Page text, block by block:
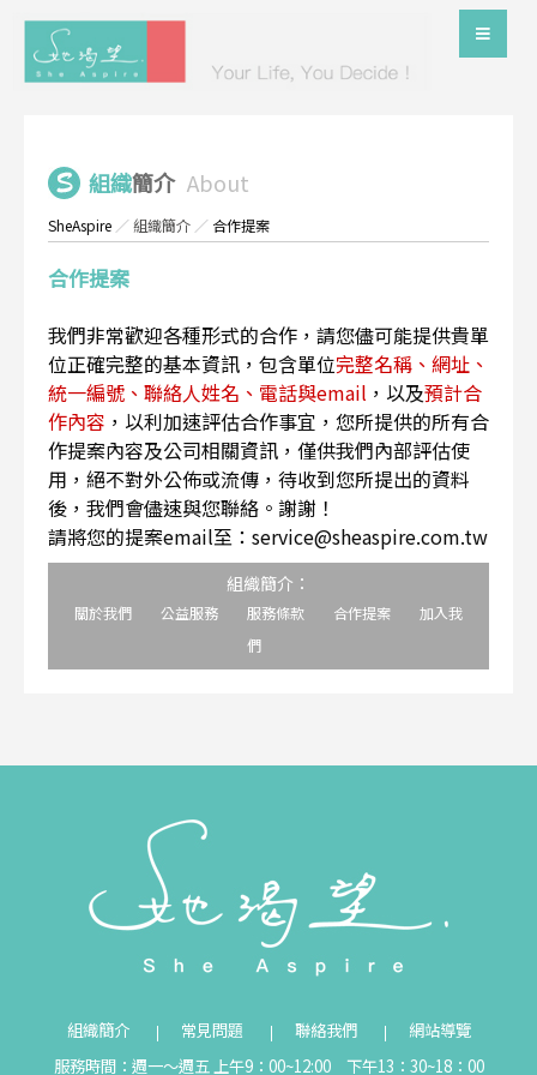
組織簡介 About
SheAspire ／組織簡介 ／ 合作提案
合作提案
我們非常歡迎各種形式的合作，請您儘可能提供貴單
位正確完整的基本資訊，包含單位完整名稱、網址、
統一編號、聯絡人姓名、電話與email ，以及預計合
作內容 ，以利加速評估合作事宜，您所提供的所有合
作提案內容及公司相關資訊，僅供我們內部評估使
用，絕不對外公佈或流傳，待收到您所提出的資料
後，我們會儘速與您聯絡。謝謝！
請將您的提案email至：service@sheaspire.com.tw
組織簡介：
關於我們 公益服務 服務條款 合作提案
加入我
們
組織簡介 常見問題 聯絡我們
網站導覽
服務時間：週一～週五 上午9：00~12:00 下午13：30~18：00